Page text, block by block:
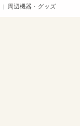
周辺機器・グッズ